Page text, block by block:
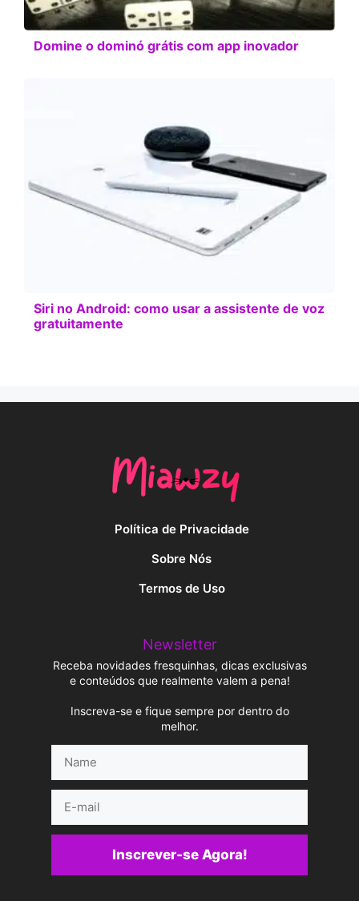
Domine o dominó grátis com app inovador
Siri no Android: como usar a assistente de voz
gratuitamente
Política de Privacidade
Sobre Nós
Termos de Uso
Newsletter
Receba novidades fresquinhas, dicas exclusivas
e conteúdos que realmente valem a pena!
Inscreva-se e fique sempre por dentro do
melhor.
mail
Inscrever-se Agora!